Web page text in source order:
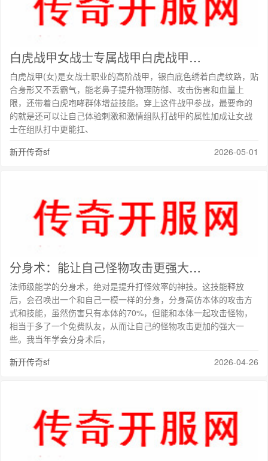
白虎战甲女战士专属战甲白虎战甲女加持最要命的的就是还可以让自己体验刺激和激情组队打
白虎战甲(女)是女战士职业的高阶战甲，银白底色绣着白虎纹路，贴
合身形又不丢霸气，能老鼻子提升物理防御、攻击伤害和血量上
限，还带着白虎咆哮群体增益技能。穿上这件战甲参战，最要命的
的就是还可以让自己体验刺激和激情组队打战甲的属性加成让女战
士在组队打中更能扛、
新开传奇sf
2026-05-01
分身术：能让自己怪物攻击更强大的法师技能
法师级能学的分身术，绝对是提升打怪效率的神技。这技能释放
后，会召唤出一个和自己一模一样的分身，分身高仿本体的攻击方
式和技能，虽然伤害只有本体的70%，但能和本体一起攻击怪物，
相当于多了一个免费队友，从而让自己的怪物攻击更加的强大一
些。我当年学会分身术后，
新开传奇sf
2026-04-26